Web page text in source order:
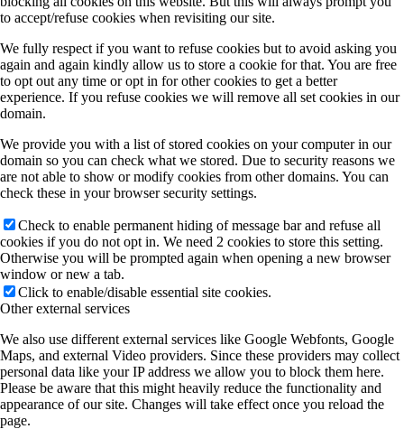
to accept/refuse cookies when revisiting our site.
We fully respect if you want to refuse cookies but to avoid asking you
again and again kindly allow us to store a cookie for that. You are free
to opt out any time or opt in for other cookies to get a better
experience. If you refuse cookies we will remove all set cookies in our
domain.
We provide you with a list of stored cookies on your computer in our
domain so you can check what we stored. Due to security reasons we
are not able to show or modify cookies from other domains. You can
check these in your browser security settings.
Check to enable permanent hiding of message bar and refuse all
cookies if you do not opt in. We need 2 cookies to store this setting.
Otherwise you will be prompted again when opening a new browser
window or new a tab.
Click to enable/disable essential site cookies.
Other external services
We also use different external services like Google Webfonts, Google
Maps, and external Video providers. Since these providers may collect
personal data like your IP address we allow you to block them here.
Please be aware that this might heavily reduce the functionality and
appearance of our site. Changes will take effect once you reload the
page.